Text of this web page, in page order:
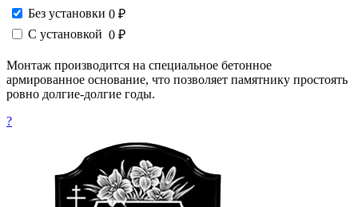
Без установки 0 ₽
С установкой 0 ₽
Монтаж производится на специальное бетонное
армированное основание, что позволяет памятнику простоять
ровно долгие-долгие годы.
?